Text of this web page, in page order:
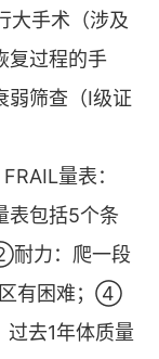
大手术（涉及
复过程的手
筛查（Ⅰ级证
量表：
表包括5个条
力：爬一段
有困难；④
去1年体质量